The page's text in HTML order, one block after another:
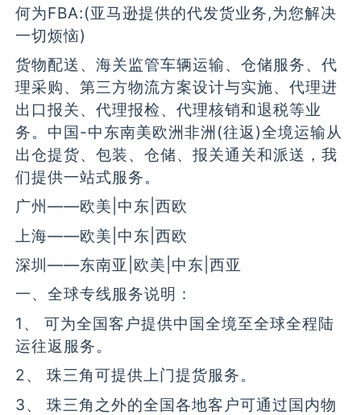
何为FBA:(亚马逊提供的代发货业务,为您解决
一切烦恼)
货物配送、海关监管车辆运输、仓储服务、代
理采购、第三方物流方案设计与实施、代理进
出口报关、代理报检、代理核销和退税等业
务。中国-中东南美欧洲非洲(往返)全境运输从
出仓提货、包装、仓储、报关通关和派送，我
们提供一站式服务。
广州——欧美|中东|西欧
上海——欧美|中东|西欧
深圳——东南亚|欧美|中东|西亚
一、全球专线服务说明：
1、 可为全国客户提供中国全境至全球全程陆
运往返服务。
2、 珠三角可提供上门提货服务。
3、 珠三角之外的全国各地客户可通过国内物